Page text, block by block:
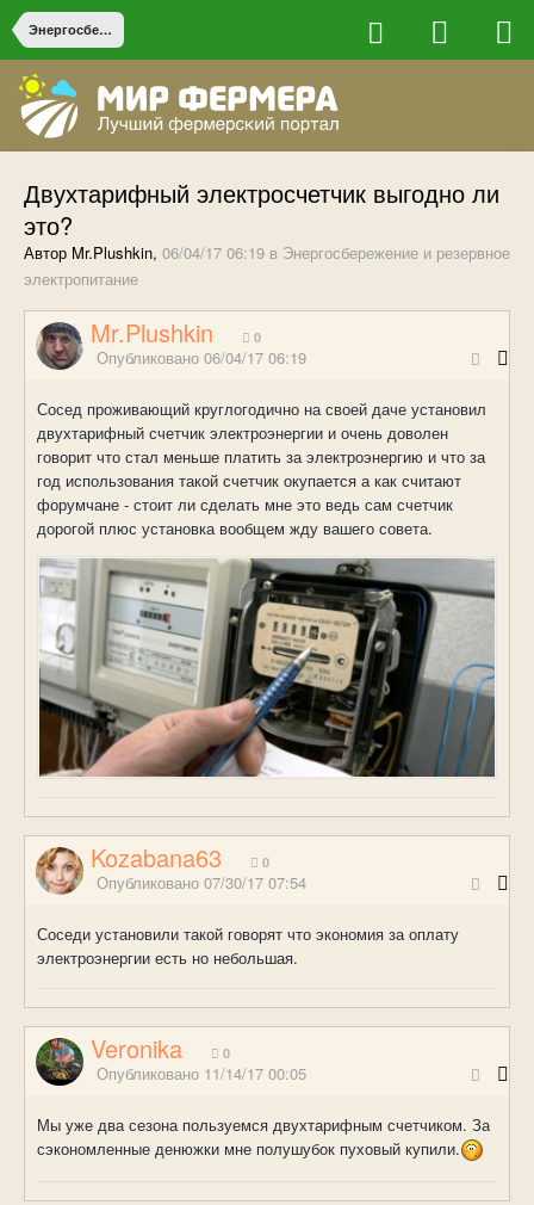
Энергосбережение и резервное электропитание
Двухтарифный электросчетчик выгодно ли
это?
Автор Mr.Plushkin, 06/04/17 06:19 в Энергосбережение и резервное
электропитание
Mr.Plushkin 0
Опубликовано 06/04/17 06:19
Сосед проживающий круглогодично на своей даче установил
двухтарифный счетчик электроэнергии и очень доволен
говорит что стал меньше платить за электроэнергию и что за
год использования такой счетчик окупается а как считают
форумчане - стоит ли сделать мне это ведь сам счетчик
дорогой плюс установка вообщем жду вашего совета.
Kozabana63 0
Опубликовано 07/30/17 07:54
Соседи установили такой говорят что экономия за оплату
электроэнергии есть но небольшая.
Veronika 0
Опубликовано 11/14/17 00:05
Мы уже два сезона пользуемся двухтарифным счетчиком. За
сэкономленные денюжки мне полушубок пуховый купили.